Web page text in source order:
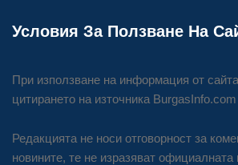
Условия За Ползване На
При използване на информация от
цитирането на източника
Редакцията не носи отговорност за
новините, те не изразяват официалната